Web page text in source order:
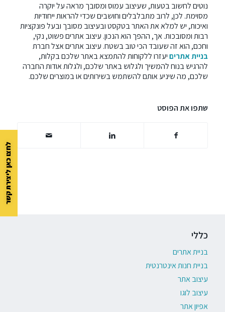
נוטים לחשוב בטעות, שעיצוב עמוס ומסובך מראה על יוקרה
מסוימת. לכן, לרוב מתבלבלים וחושבים שכדי להראות ייחודיות
ואיכות, יש למלא את האתר בטקסט ובעיצוב מסובך ובעל פונקציות
רבות ומסובכות. אך, ההפך הוא הנכון. עיצוב אתרים פשוט, נקי,
וחכם, הוא זה שעובד הכי טוב בשטח. עיצוב אתרים אצל חברת
בניית אתריםיעזרו ללקוחות להתמצא באתר שלכם בקלות,
להרגיש בנוח להמשיך ולגלוש באתר שלכם, ולגלות אודות החברה
שלכם, מה שיניע אותם להשתמש בשירותים או במוצרים שלכם.
שתפו את הפוסט
כללי
בניית אתרים
בניית חנות אינטרנטית
עיצוב אתר
עיצוב לוגו
אפיון אתר
לחצו כאן ליצירת קשר